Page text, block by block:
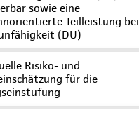
sowie eine
Teilleistung bei
(DU)
Risiko- und
für die